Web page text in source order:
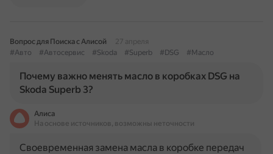
Вопрос для Поиска с Алисой
27 апреля
#Авто
#Автосервис #Skoda #Superb #DSG #Масло
Почему важно менять масло в коробках DSG на
Skoda Superb 3?
Алиса
На основе источников, возможны неточности
Своевременная замена масла в коробке передач